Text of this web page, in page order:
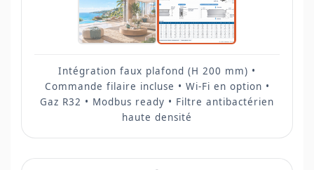
Intégration faux plafond (H 200 mm) •
Commande filaire incluse • Wi-Fi en option •
Gaz R32 • Modbus ready • Filtre antibactérien
haute densité